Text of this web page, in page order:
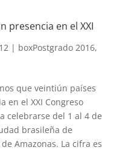
presencia en el XXI
| boxPostgrado 2016,
que veintiún países
en el XXI Congreso
celebrarse del 1 al 4 de
brasileña de
Amazonas. La cifra es